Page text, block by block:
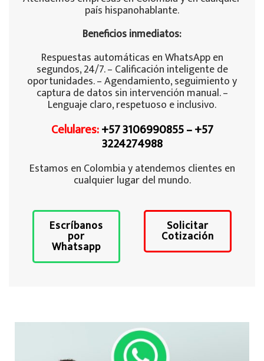
país hispanohablante.
Beneficios inmediatos:
Respuestas automáticas en WhatsApp en
segundos, 24/7. – Calificación inteligente de
oportunidades. – Agendamiento, seguimiento y
captura de datos sin intervención manual. –
Lenguaje claro, respetuoso e inclusivo.
Celulares:+57 3106990855–+57
3224274988
Estamos en Colombia y atendemos clientes en
cualquier lugar del mundo.
Escríbanos
por
Whatsapp
Solicitar
Cotización